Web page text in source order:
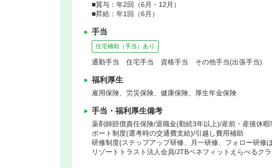
■賞与：年2回（6月・12月）
■昇給：年1回（6月）
手当
住宅補助（手当）あり
通勤手当 住宅手当 資格手当 その他手当(出張手当)
福利厚生
雇用保険、労災保険、健康保険、厚生年金保険
手当・福利厚生備考
薬剤師賠償責任保険/退職金(勤続3年以上)/産前・産後休
ポート制度(選考時の交通費支給)/引越し費用補助
研修制度(ステップアップ研修、月一研修、フォロー研修
リゾートトラスト法人会員/JTBベネフィットえらべるク